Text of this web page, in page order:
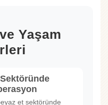
Yaşam
et sektöründe